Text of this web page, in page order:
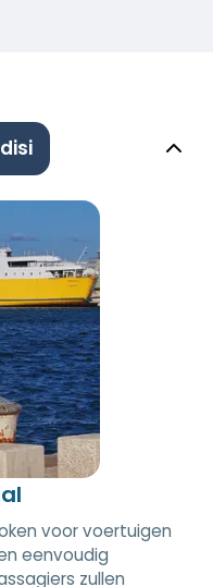
voor voertuigen
eenvoudig
zullen